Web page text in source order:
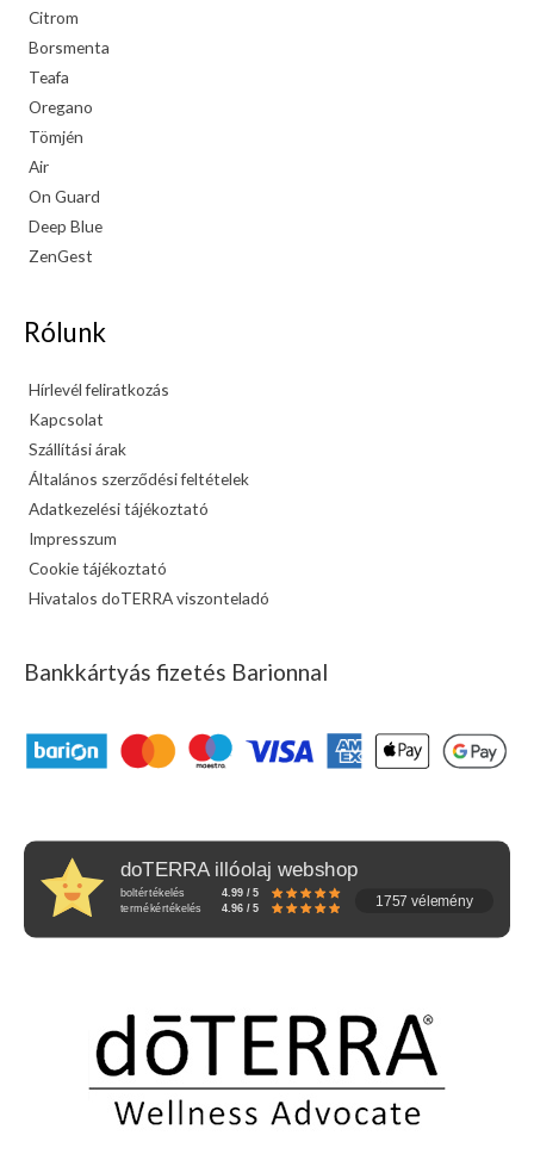
Citrom
Borsmenta
Teafa
Oregano
Tömjén
Air
On Guard
Deep Blue
ZenGest
Rólunk
Hírlevél feliratkozás
Kapcsolat
Szállítási árak
Általános szerződési feltételek
Adatkezelési tájékoztató
Impresszum
Cookie tájékoztató
Hivatalos doTERRA viszonteladó
Bankkártyás fizetés Barionnal
doTERRA illóolaj webshop
boltértékelés
4.99 / 5
termékértékelés
4.96 / 5 1757 vélemény